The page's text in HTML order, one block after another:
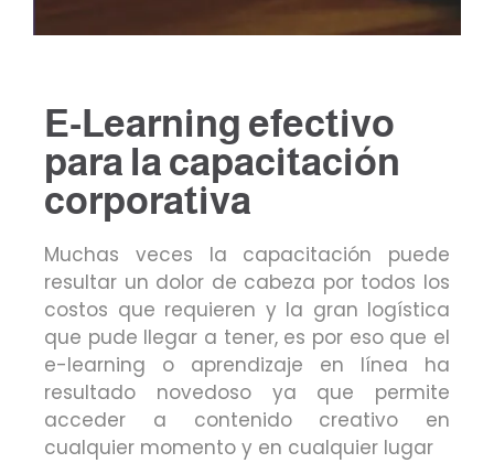
E-Learning efectivo
para la capacitación
corporativa
Muchas veces la capacitación puede
resultar un dolor de cabeza por todos los
costos que requieren y la gran logística
que pude llegar a tener, es por eso que el
e-learning o aprendizaje en línea ha
resultado novedoso ya que permite
acceder a contenido creativo en
cualquier momento y en cualquier lugar